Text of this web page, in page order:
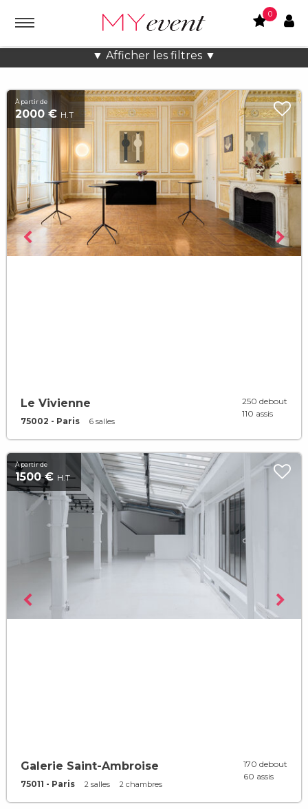
0
▼ Afficher les filtres ▼
Galeries à Paris
À partir de
2000 € H.T
Le Vivienne
75002 - Paris 6 salles
250 debout
110 assis
À partir de
1500 € H.T
Galerie Saint-Ambroise
75011 - Paris 2 salles 2 chambres
170 debout
60 assis